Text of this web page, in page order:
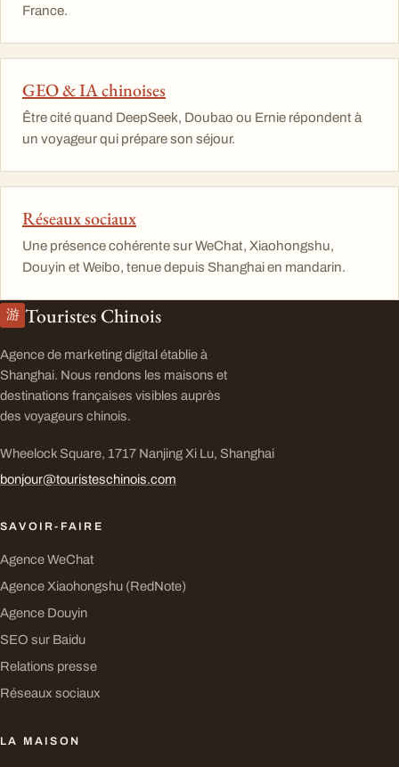
France.
GEO & IA chinoises
Être cité quand DeepSeek, Doubao ou Ernie répondent à
un voyageur qui prépare son séjour.
Réseaux sociaux
Une présence cohérente sur WeChat, Xiaohongshu,
Douyin et Weibo, tenue depuis Shanghai en mandarin.
游 Touristes Chinois
Agence de marketing digital établie à
Shanghai. Nous rendons les maisons et
destinations françaises visibles auprès
des voyageurs chinois.
Wheelock Square, 1717 Nanjing Xi Lu, Shanghai
bonjour@touristeschinois.com
SAVOIR-FAIRE
Agence WeChat
Agence Xiaohongshu (RedNote)
Agence Douyin
SEO sur Baidu
Relations presse
Réseaux sociaux
LA MAISON